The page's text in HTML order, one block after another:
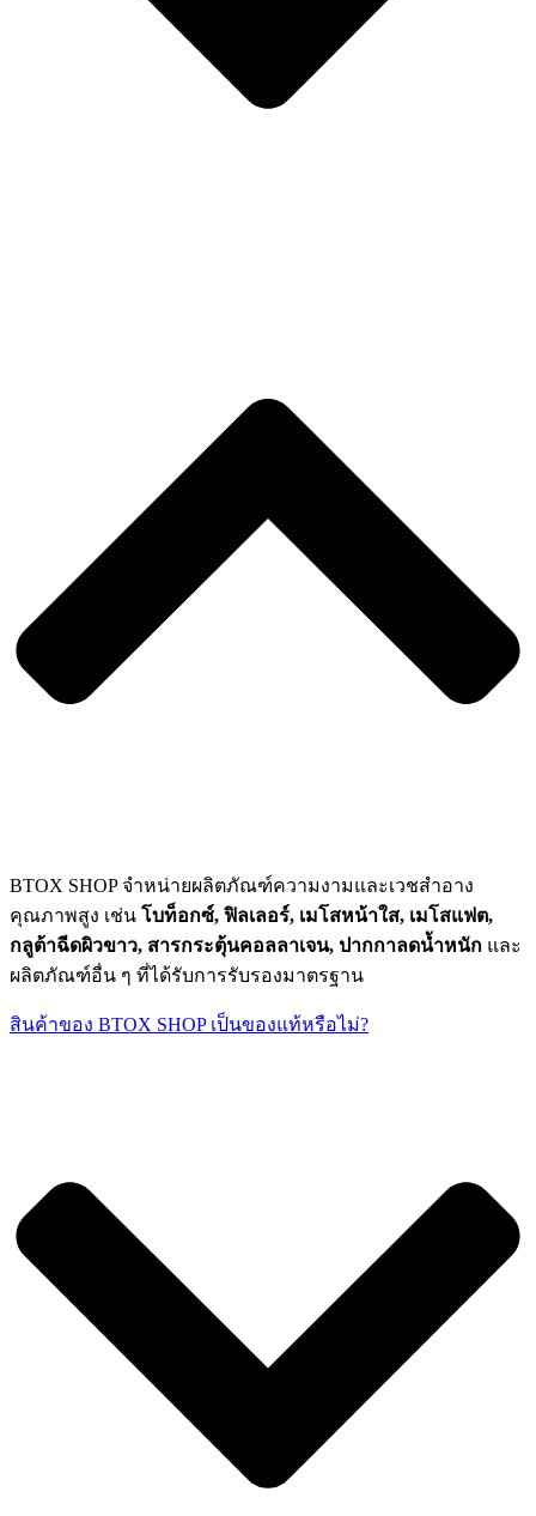
BTOX SHOP จำหน่ายผลิตภัณฑ์ความงามและเวชสำอาง
คุณภาพสูง เช่น โบท็อกซ์, ฟิลเลอร์, เมโสหน้าใส, เมโสแฟต,
กลูต้าฉีดผิวขาว, สารกระตุ้นคอลลาเจน, ปากกาลดน้ำหนัก และ
ผลิตภัณฑ์อื่น ๆ ที่ได้รับการรับรองมาตรฐาน
สินค้าของ BTOX SHOP เป็นของแท้หรือไม่?